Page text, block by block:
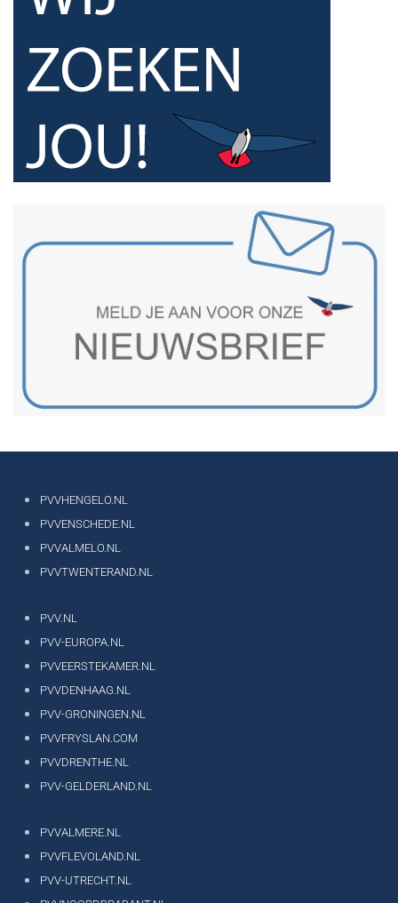
PVVHENGELO.NL
PVVENSCHEDE.NL
PVVALMELO.NL
PVVTWENTERAND.NL
PVV.NL
PVV-EUROPA.NL
PVVEERSTEKAMER.NL
PVVDENHAAG.NL
PVV-GRONINGEN.NL
PVVFRYSLAN.COM
PVVDRENTHE.NL
PVV-GELDERLAND.NL
PVVALMERE.NL
PVVFLEVOLAND.NL
PVV-UTRECHT.NL